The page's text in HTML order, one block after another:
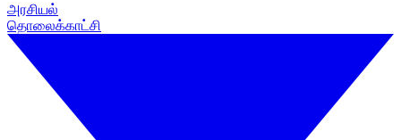
அரசியல்
தொலைக்காட்சி